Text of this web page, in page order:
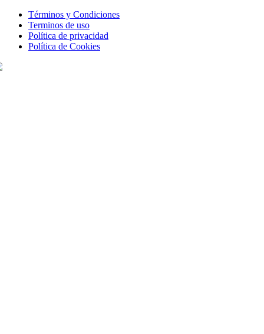
Términos y Condiciones
Terminos de uso
Política de privacidad
Política de Cookies